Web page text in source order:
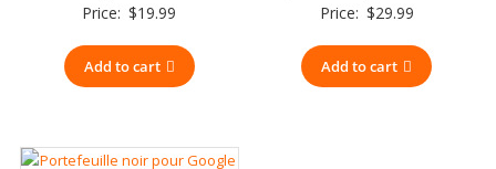
Price: $19.99
Add to cart
Price: $29.99
Add to cart